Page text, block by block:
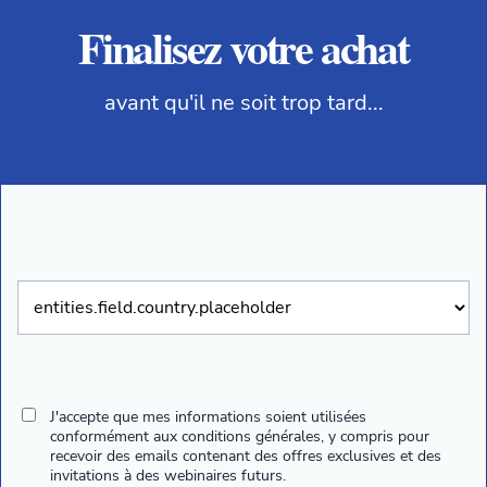
Finalisez votre achat
avant qu'il ne soit trop tard...
J'accepte que mes informations soient utilisées
conformément aux conditions générales, y compris pour
recevoir des emails contenant des offres exclusives et des
invitations à des webinaires futurs.